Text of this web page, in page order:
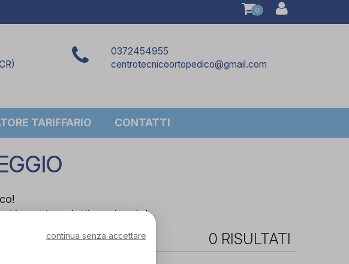
0
0372454955
centrotecnicoortopedico@gmail.com
TARIFFARIO CONTATTI
i nostri prodotti a noleggio!
0 RISULTATI
continua senza accettare